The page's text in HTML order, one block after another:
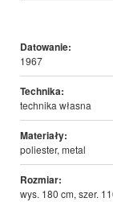
Datowanie:
1967
Technika:
technika własna
Materiały:
poliester, metal
Rozmiar:
wys. 180 cm, szer.